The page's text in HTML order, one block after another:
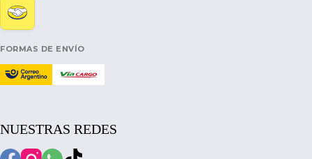
FORMAS DE ENVÍO
NUESTRAS REDES